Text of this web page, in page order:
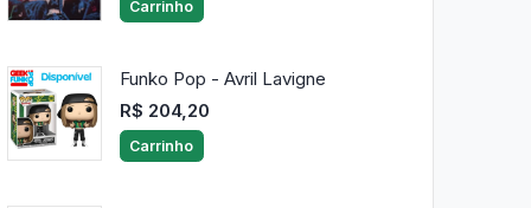
Carrinho
Funko Pop - Avril Lavigne
R$ 204,20
Carrinho